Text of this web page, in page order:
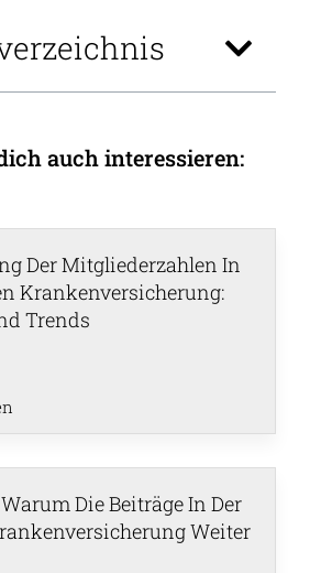
auch interessieren:
Der Mitgliederzahlen In
Krankenversicherung:
Trends
Die Beiträge In Der
Weiter